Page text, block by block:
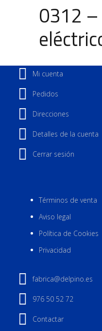
0312
Mi cuenta
Pedidos
Direcciones
Detalles de la cuenta
Cerrar sesión
Términos de venta
Aviso legal
Política de Cookies
Privacidad
fabrica@delpino.es
976 50 52 72
Contactar